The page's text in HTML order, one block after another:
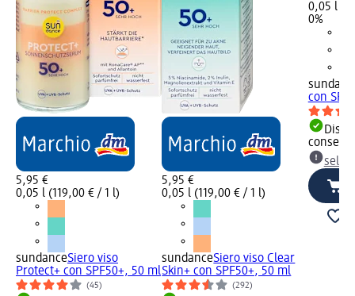
5,95 €
0,05 l (119,00 € / 1 l)
sundanceSiero viso
Protect+ con SPF50+, 50 ml
(45)
5,95 €
0,05 l (119,00 € / 1 l)
sundanceSiero viso Clear
Skin+ con SPF50+, 50 ml
(292)
0,05 l
0%
con